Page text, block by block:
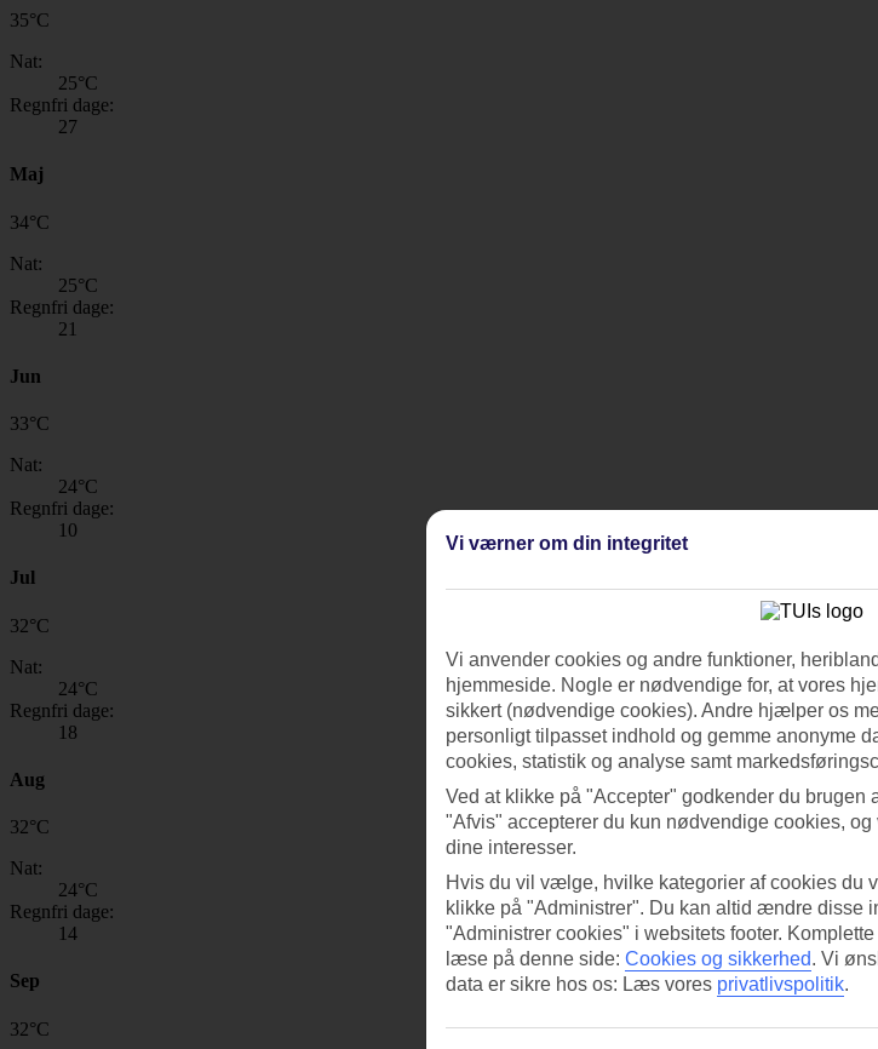
35°C
Nat:
25°C
Regnfri dage:
27
Maj
34°C
Nat:
25°C
Regnfri dage:
21
Jun
33°C
Nat:
24°C
Regnfri dage:
10
Jul
32°C
Nat:
24°C
Regnfri dage:
18
Aug
32°C
Nat:
24°C
Regnfri dage:
14
Sep
32°C
Vi værner om din integritet
Vi anvender cookies og andre funktioner,
hjemmeside. Nogle er nødvendige for, at vores
sikkert (nødvendige cookies). Andre hjælper os
personligt tilpasset indhold og gemme anonyme
cookies, statistik og analyse samt
Ved at klikke på "Accepter" godkender du brugen
"Afvis" accepterer du kun nødvendige cookies,
dine interesser.
Hvis du vil vælge, hvilke kategorier af cookies du
klikke på "Administrer". Du kan altid ændre disse
"Administrer cookies" i websitets footer.
læse på denne side: Cookies og sikkerhed. Vi
data er sikre hos os: Læs vores privatlivspolitik.